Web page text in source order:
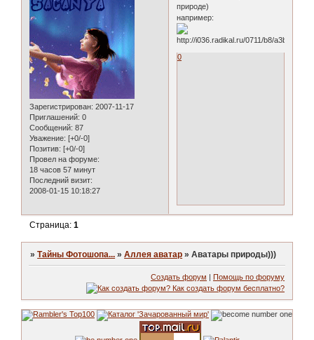
Зарегистрирован: 2007-11-17
Приглашений: 0
Сообщений: 87
Уважение: [+0/-0]
Позитив: [+0/-0]
Провел на форуме:
18 часов 57 минут
Последний визит:
2008-01-15 10:18:27
природе)
например:
0
Страница:1
»Тайны Фотошопа... »Аллея аватар »Аватары природы)))
Создать форум | Помощь по форуму